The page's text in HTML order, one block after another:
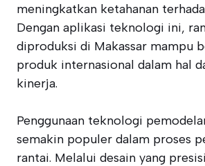
meningkatkan ketahanan
Dengan aplikasi teknologi ini,
diproduksi di Makassar mampu
produk internasional dalam hal
kinerja.
Penggunaan teknologi
semakin populer dalam proses
rantai. Melalui desain yang